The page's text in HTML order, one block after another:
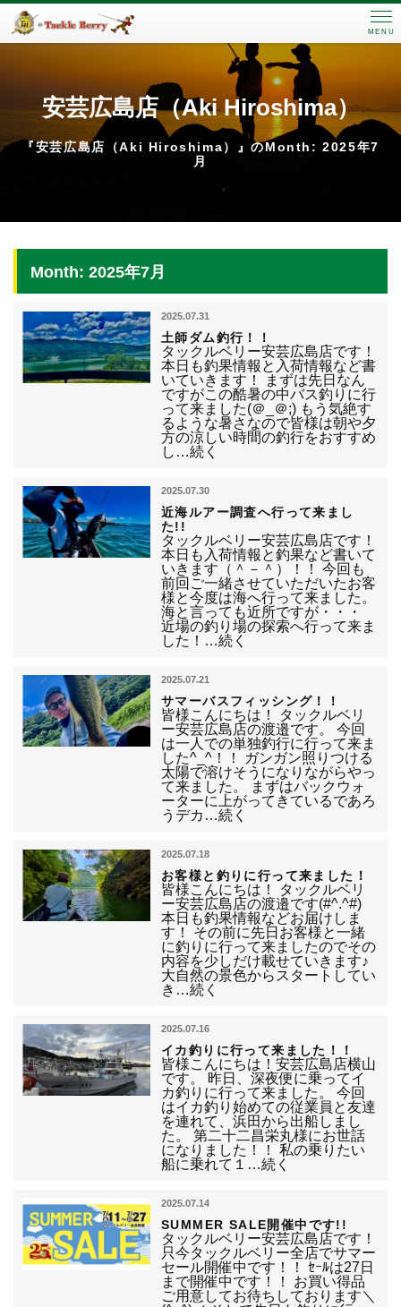
MENU
安芸広島店（Aki Hiroshima）
『安芸広島店（Aki Hiroshima）』のMonth: 2025年7
月
Month: 2025年7月
2025.07.31
土師ダム釣行！！
タックルベリー安芸広島店です！
本日も釣果情報と入荷情報など書
いていきます！ まずは先日なん
ですがこの酷暑の中バス釣りに行
って来ました(＠_＠;) もう気絶す
るような暑さなので皆様は朝や夕
方の涼しい時間の釣行をおすすめ
し…続く
2025.07.30
近海ルアー調査へ行って来まし
た!!
タックルベリー安芸広島店です！
本日も入荷情報と釣果など書いて
いきます（＾－＾）！！ 今回も
前回ご一緒させていただいたお客
様と今度は海へ行って来ました。
海と言っても近所ですが・・・
近場の釣り場の探索へ行って来ま
した！…続く
2025.07.21
サマーバスフィッシング！！
皆様こんにちは！ タックルベリ
ー安芸広島店の渡邉です。 今回
は一人での単独釣行に行って来ま
した^_^！！ ガンガン照りつける
太陽で溶けそうになりながらやっ
て来ました。 まずはバックウォ
ーターに上がってきているであろ
うデカ…続く
2025.07.18
お客様と釣りに行って来ました！
皆様こんにちは！ タックルベリ
ー安芸広島店の渡邉です(#^.^#)
本日も釣果情報などお届けしま
す！ その前に先日お客様と一緒
に釣りに行って来ましたのでその
内容を少しだけ載せていきます♪
大自然の景色からスタートしてい
き…続く
2025.07.16
イカ釣りに行って来ました！！
皆様こんにちは！安芸広島店横山
です。 昨日、深夜便に乗ってイ
カ釣りに行って来ました。 今回
はイカ釣り始めての従業員と友達
を連れて、浜田から出船しまし
た。 第二十二昌栄丸様にお世話
になりました！！ 私の乗りたい
船に乗れて１…続く
2025.07.14
SUMMER SALE開催中です!!
タックルベリー安芸広島店です！
只今タックルベリー全店でサマー
セール開催中です！！ ｾｰﾙは27日
まで開催中です！！ お買い得品
ご用意してお待ちしております＼